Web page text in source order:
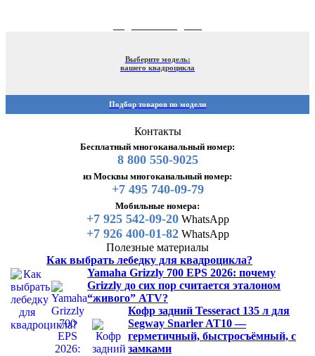
Выберите модель:
вашего квадроцикла
Подбор товаров по модели
Контакты
Бесплатный многоканальный номер:
8 800 550-9025
из Москвы многоканальный номер:
+7 495 740-09-79
Мобильные номера:
+7 925 542-09-20WhatsApp
+7 926 400-01-82WhatsApp
Полезные материалы
Как выбрать лебедку для квадроцикла?
Yamaha Grizzly 700 EPS 2026: почему
Grizzly до сих пор считается эталоном
“живого” ATV?
Кофр задний Tesseract 135 л для
Segway Snarler AT10 —
герметичный, быстросъёмный, с
замками